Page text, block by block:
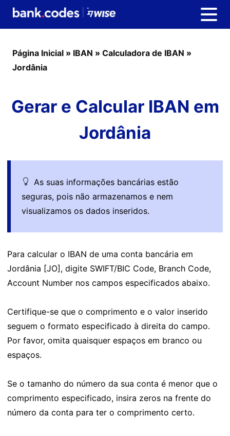
Página Inicial » IBAN » Calculadora de IBAN »
Jordânia
Gerar e Calcular IBAN em
Jordânia
As suas informações bancárias estão
seguras, pois não armazenamos e nem
visualizamos os dados inseridos.
Para calcular o IBAN de uma conta bancária em
Jordânia [JO], digite SWIFT/BIC Code, Branch Code,
Account Number nos campos especificados abaixo.
Certifique-se que o comprimento e o valor inserido
seguem o formato especificado à direita do campo.
Por favor, omita quaisquer espaços em branco ou
espaços.
Se o tamanho do número da sua conta é menor que o
comprimento especificado, insira zeros na frente do
número da conta para ter o comprimento certo.